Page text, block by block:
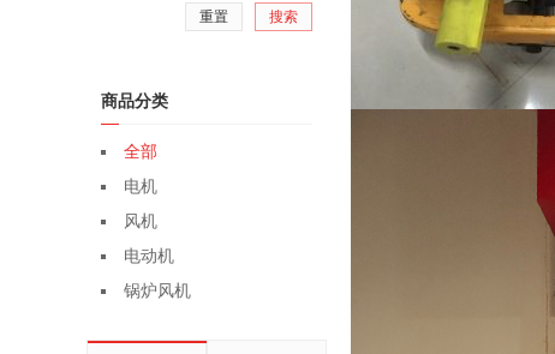
重置 搜索
商品分类
全部
电机
风机
电动机
锅炉风机